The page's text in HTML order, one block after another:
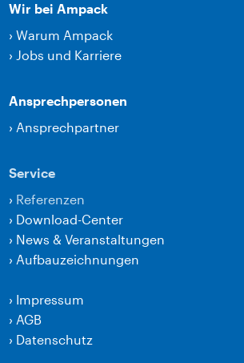
Wir bei Ampack
›Warum Ampack
›Jobs und Karriere
Ansprechpersonen
› Ansprechpartner
Service
› Referenzen
› Download-Center
› News & Veranstaltungen
› Aufbauzeichnungen
› Impressum
› AGB
› Datenschutz